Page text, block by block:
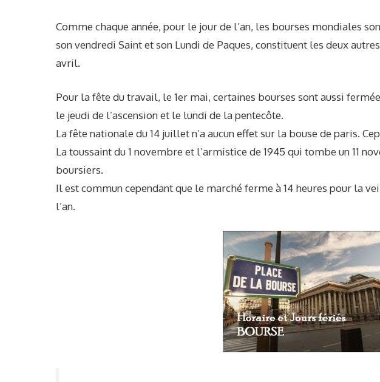
Comme chaque année, pour le jour de l’an, les bourses mondiales
son vendredi Saint et son Lundi de Paques, constituent les deux
avril.
Pour la fête du travail, le 1er mai, certaines bourses sont aussi
le jeudi de l’ascension et le lundi de la pentecôte.
La fête nationale du 14 juillet n’a aucun effet sur la bouse de paris.
La toussaint du 1 novembre et l’armistice de 1945 qui tombe un 11
boursiers.
Il est commun cependant que le marché ferme à 14 heures pour la
l’an.